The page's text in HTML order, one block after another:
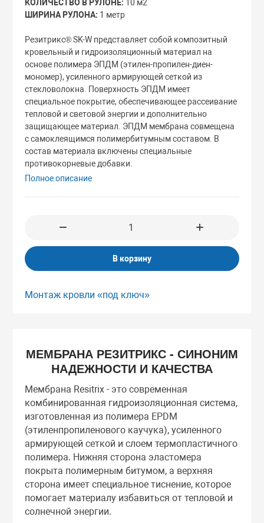
КОЛИЧЕСТВО В РУЛОНЕ: 10 м2
ШИРИНА РУЛОНА: 1 метр
Резитрикс® SK-W представляет собой композитный
кровельный и гидроизоляционный материал на
основе полимера ЭПДМ (этилен-пропилен-диен-
мономер), усиленного армирующей сеткой из
стекловолокна. Поверхность ЭПДМ имеет
специальное покрытие, обеспечивающее рассеивание
тепловой и световой энергии и дополнительно
защищающее материал. ЭПДМ мембрана совмещена
с самоклеящимся полимербитумным составом. В
состав материала включены специальные
противокорневые добавки.
Полное описание
В корзину
Монтаж кровли «под ключ»
МЕМБРАНА РЕЗИТРИКС - СИНОНИМ
НАДЕЖНОСТИ И КАЧЕСТВА
Мембрана Resitrix - это современная
комбинированная гидроизоляционная система,
изготовленная из полимера EPDM
(этиленпропиленового каучука), усиленного
армирующей сеткой и слоем термопластичного
полимера. Нижняя сторона эластомера
покрыта полимерным битумом, а верхняя
сторона имеет специальное тиснение, которое
помогает материалу избавиться от тепловой и
солнечной энергии.